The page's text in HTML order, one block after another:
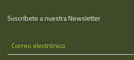
Suscríbete a nuestra Newsletter